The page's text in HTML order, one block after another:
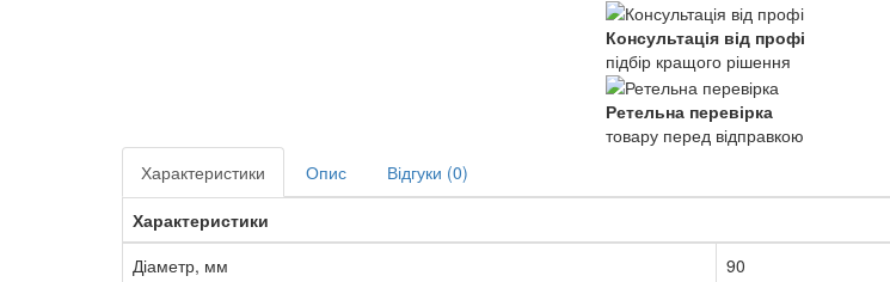
Консультація від профі
підбір кращого рішення
Ретельна перевірка
товару перед відправкою
Характеристики
Опис
Відгуки (0)
Характеристики
Діаметр, мм
90